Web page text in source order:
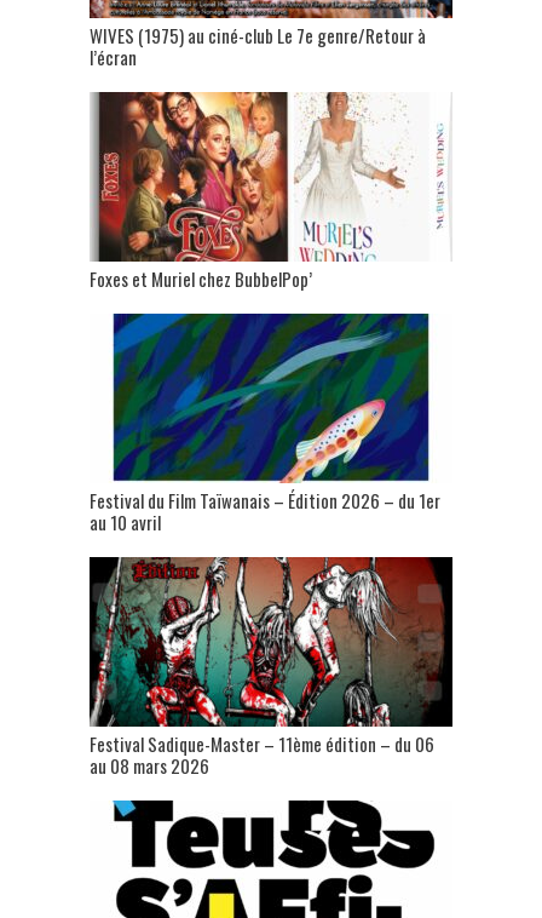
WIVES (1975) au ciné-club Le 7e genre/Retour à
l’écran
Foxes et Muriel chez BubbelPop’
Festival du Film Taïwanais – Édition 2026 – du 1er
au 10 avril
Festival Sadique-Master – 11ème édition – du 06
au 08 mars 2026